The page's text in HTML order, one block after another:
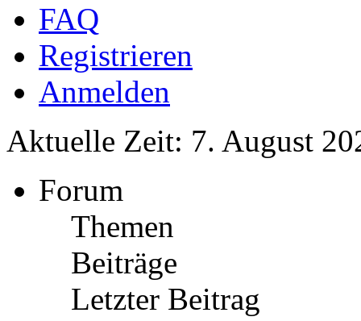
FAQ
Registrieren
Anmelden
Aktuelle Zeit: 7. August
Forum
Themen
Beiträge
Letzter Beitrag